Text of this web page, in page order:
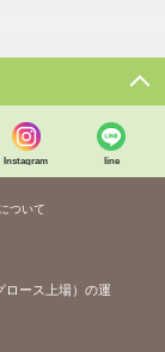
Instagram line
ついて
ロース上場）の運